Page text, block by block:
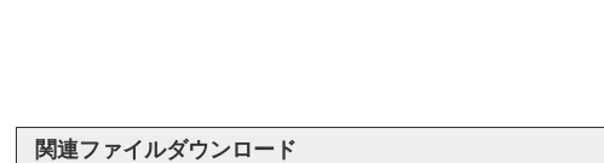
関連ファイルダウンロード